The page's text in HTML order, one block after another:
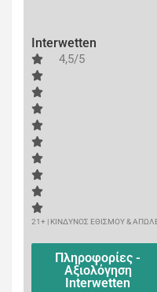
Interwetten
4,5/5
21+ | ΚΙΝΔΥΝΟΣ ΕΘΙΣΜΟΥ &
Πληροφορίες -
Αξιολόγηση
Interwetten